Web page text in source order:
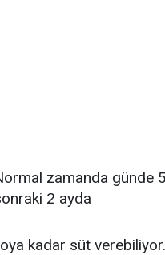
zamanda günde
2 ayda
kadar süt